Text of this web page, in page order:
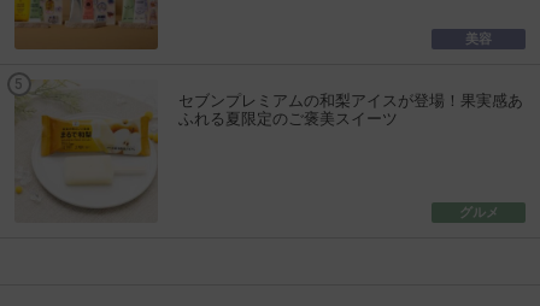
美容
セブンプレミアムの和梨アイスが登場！果実感あ
ふれる夏限定のご褒美スイーツ
グルメ